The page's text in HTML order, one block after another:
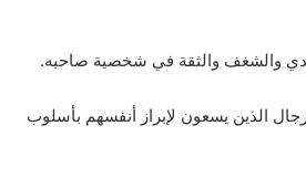
والشغف والثقة في شخصية صاحبه.
الذين يسعون لإبراز أنفسهم بأسلوب